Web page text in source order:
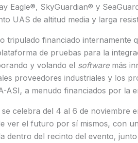
Eagle®, SkyGuardian® y
UAS de altitud media y larga
tripulado financiado internamente
de pruebas para la
y volando el software más
proveedores industriales y los
ASI, a menudo financiados por la
celebra del 4 al 6 de noviembre
ver el futuro por sí mismos, con
dentro del recinto del evento,